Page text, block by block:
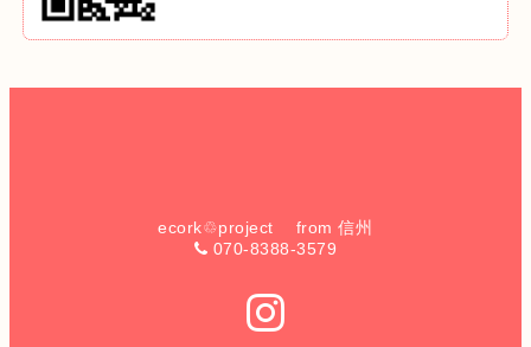
ecork♲project from 信州
070-8388-3579